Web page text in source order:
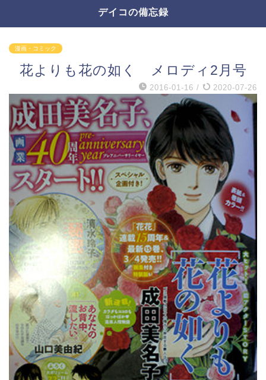
デイコの備忘録
漫画・コミック
花よりも花の如く メロディ2月号
2016-01-16 / 2020-07-26